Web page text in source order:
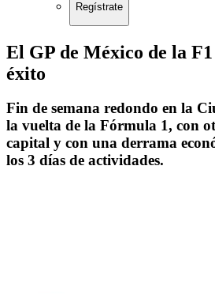
Regístrate
El GP de México de la
éxito
Fin de semana redondo en la
la vuelta de la Fórmula 1, con
capital y con una derrama
los 3 días de actividades.